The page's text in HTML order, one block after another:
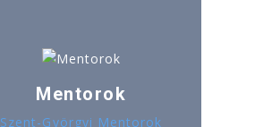
Mentorok
Szent-Györgyi Mentorok